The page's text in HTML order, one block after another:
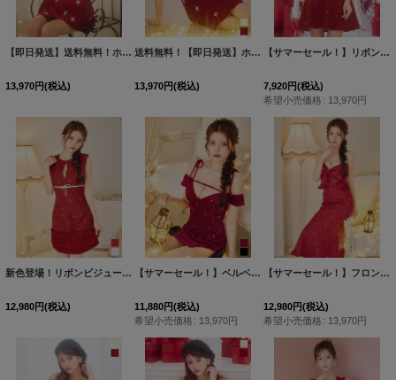
【即日発送】送料無料！ホワイトリボンビジューキャミソールドレス/キャバドレス【XS-Mサイズ/2カラー】[OF03]【YN】dzcvBF
13,970円(税込)
送料無料！【即日発送】ホルターネックフラワータイミニドレス/キャバドレス【S-Mサイズ/2カラー】[OF03]【YN】dzcvBF
13,970円(税込)
【サマーセール！】リボンオフショルツイードフレアミニドレス/キャバドレス【XS-Mサイズ/2カラー】[OF03] 【YN】dzwv
7,920円(税込)
希望小売価格 : 13,970円
新色登場！リボンビジュースパンコールツイードフリルミニドレス/キャバドレス【XS-Mサイズ/2カラー】[OF03] 【YN】dzwvBF
12,980円(税込)
【サマーセール！】ベルベットセットアップミニドレス/キャバドレス【XS-Mサイズ/2カラー】[OF03] 【YN】dzw
11,880円(税込)
希望小売価格 : 13,970円
【サマーセール！】フロントリボンビジューツイードミディアムドレス/キャバドレス【S-Mサイズ/1カラー】[OF03]【YN】dzw
12,980円(税込)
希望小売価格 : 13,970円